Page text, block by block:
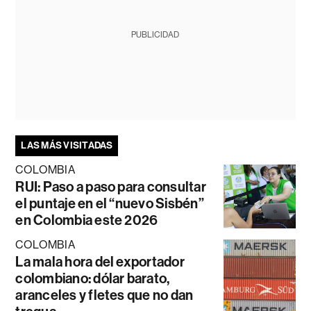
PUBLICIDAD
LAS MÁS VISITADAS
COLOMBIA
RUI: Paso a paso para consultar
el puntaje en el “nuevo Sisbén”
en Colombia este 2026
COLOMBIA
La mala hora del exportador
colombiano: dólar barato,
aranceles y fletes que no dan